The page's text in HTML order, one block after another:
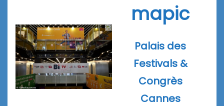
mapic
Palais des
Festivals &
Congrès
Cannes